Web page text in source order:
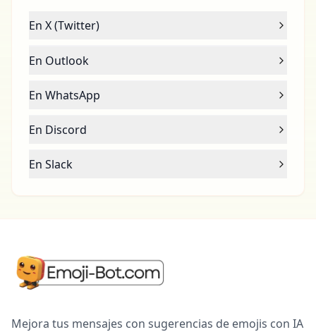
En X (Twitter)
En Outlook
En WhatsApp
En Discord
En Slack
Mejora tus mensajes con sugerencias de emojis con IA